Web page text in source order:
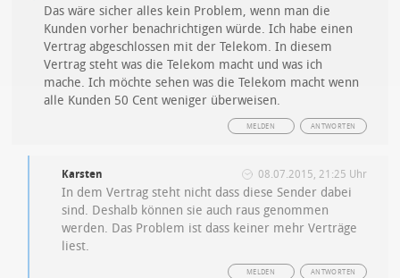
Das wäre sicher alles kein Problem, wenn man die
Kunden vorher benachrichtigen würde. Ich habe einen
Vertrag abgeschlossen mit der Telekom. In diesem
Vertrag steht was die Telekom macht und was ich
mache. Ich möchte sehen was die Telekom macht wenn
alle Kunden 50 Cent weniger überweisen.
ANTWORTEN
MELDEN
Karsten 08.07.2015, 21:25 Uhr
In dem Vertrag steht nicht dass diese Sender dabei
sind. Deshalb können sie auch raus genommen
werden. Das Problem ist dass keiner mehr Verträge
liest.
ANTWORTEN
MELDEN